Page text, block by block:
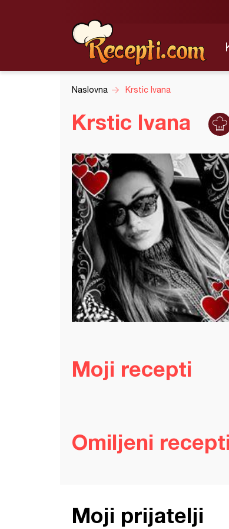
Naslovna Krstic Ivana
Krstic Ivana
Moji recepti
Omiljeni recepti
Moji prijatelji